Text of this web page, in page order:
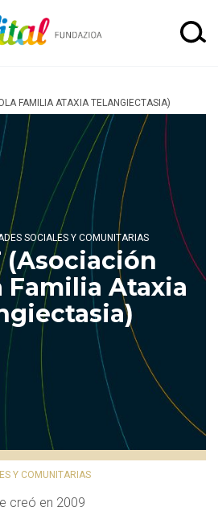
FAMILIA ATAXIA TELANGIECTASIA)
(Asociación
Familia Ataxia
SOCIALES Y COMUNITARIAS
Y COMUNITARIAS
creó en 2009